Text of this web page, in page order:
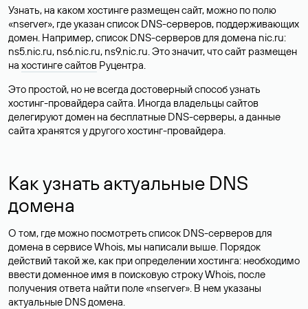
Узнать, на каком хостинге размещен сайт, можно по полю
«nserver», где указан список DNS-серверов, поддерживающих
домен. Например, список DNS-серверов для домена nic.ru:
ns5.nic.ru, ns6.nic.ru, ns9.nic.ru. Это значит, что сайт размещен
на хостинге сайтов Руцентра.
Это простой, но не всегда достоверный способ узнать
хостинг-провайдера сайта. Иногда владельцы сайтов
делегируют домен на бесплатные DNS-серверы, а данные
сайта хранятся у другого хостинг-провайдера.
Как узнать актуальные DNS
домена
О том, где можно посмотреть список DNS-серверов для
домена в сервисе Whois, мы написали выше. Порядок
действий такой же, как при определении хостинга: необходимо
ввести доменное имя в поисковую строку Whois, после
получения ответа найти поле «nserver». В нем указаны
актуальные DNS домена.